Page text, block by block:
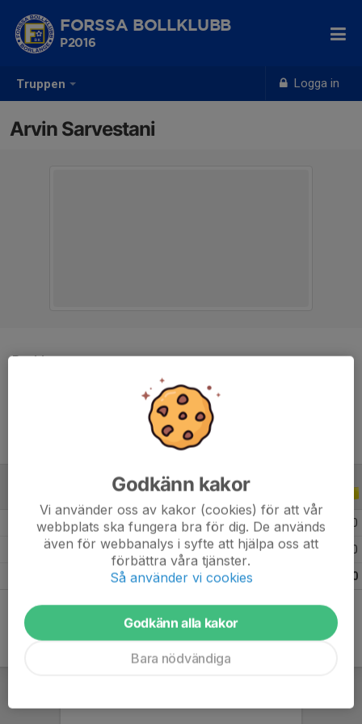
Truppen Logga in
FORSSA BOLLKLUBB
P2016
Arvin Sarvestani
Position
-
9 år
ALLA ÅR
2026 9 0 0 0
1 0 0
0
Godkänn kakor
Vi använder oss av kakor (cookies) för att vår
webbplats ska fungera bra för dig. De används
även för webbanalys i syfte att hjälpa oss att
förbättra våra tjänster.
Så använder vi cookies
Godkänn alla kakor
Bara nödvändiga